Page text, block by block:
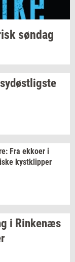
søn­dag
sy­døst­lig­ste
Fra ek­ko­er i
kyst­klip­per
i Rin­ke­næs